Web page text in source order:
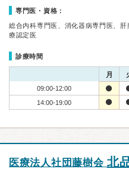
専門医・資格：
総合内科専門医、消化器病専門医、
療認定医
診療時間
月
09:00-12:00
14:00-19:00
医療法人社団藤樹会 北